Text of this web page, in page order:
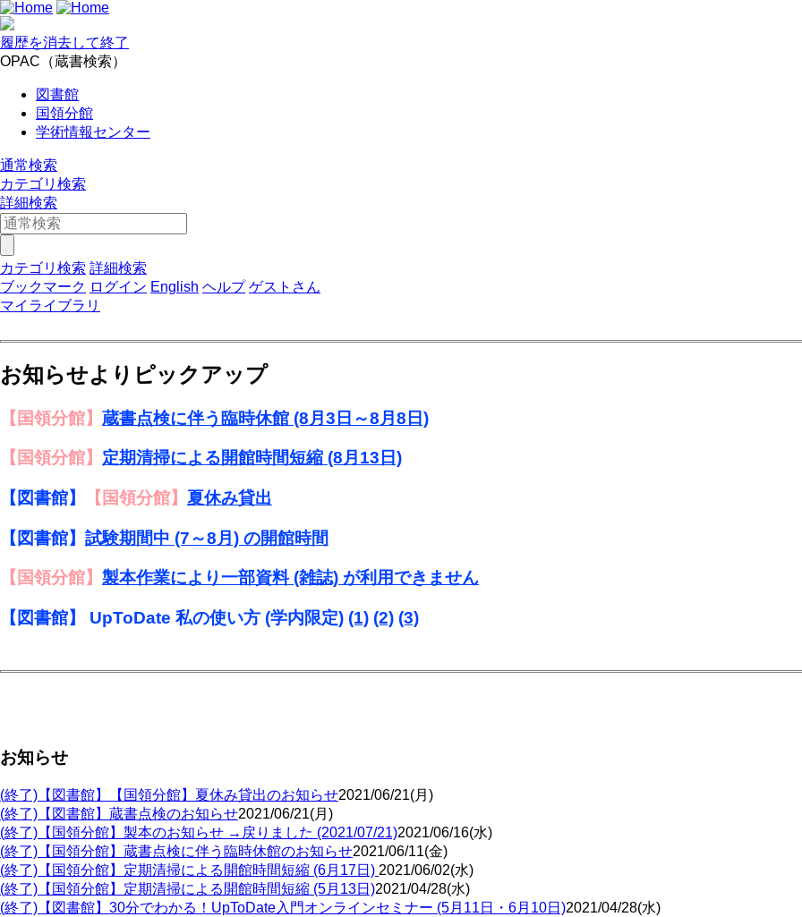
履歴を消去して終了
OPAC（蔵書検索）
図書館
国領分館
学術情報センター
通常検索
カテゴリ検索
詳細検索
カテゴリ検索 詳細検索
ブックマーク ログイン English ヘルプ ゲストさん
マイライブラリ
お知らせよりピックアップ
【国領分館】 蔵書点検に伴う臨時休館 (8月3日～8月8日)
【国領分館】 定期清掃による開館時間短縮 (8月13日)
【図書館】 【国領分館】 夏休み貸出
【図書館】 試験期間中 (7～8月) の開館時間
【国領分館】 製本作業により一部資料 (雑誌) が利用できません
【図書館】 UpToDate 私の使い方 (学内限定) (1) (2) (3)
お知らせ
(終了)【図書館】【国領分館】夏休み貸出のお知らせ2021/06/21(月)
(終了)【図書館】蔵書点検のお知らせ2021/06/21(月)
(終了)【国領分館】製本のお知らせ →戻りました (2021/07/21)2021/06/16(水)
(終了)【国領分館】蔵書点検に伴う臨時休館のお知らせ2021/06/11(金)
(終了)【国領分館】定期清掃による開館時間短縮 (6月17日) 2021/06/02(水)
(終了)【国領分館】定期清掃による開館時間短縮 (5月13日)2021/04/28(水)
(終了)【図書館】30分でわかる！UpToDate入門オンラインセミナー (5月11日・6月10日)2021/04/28(水)